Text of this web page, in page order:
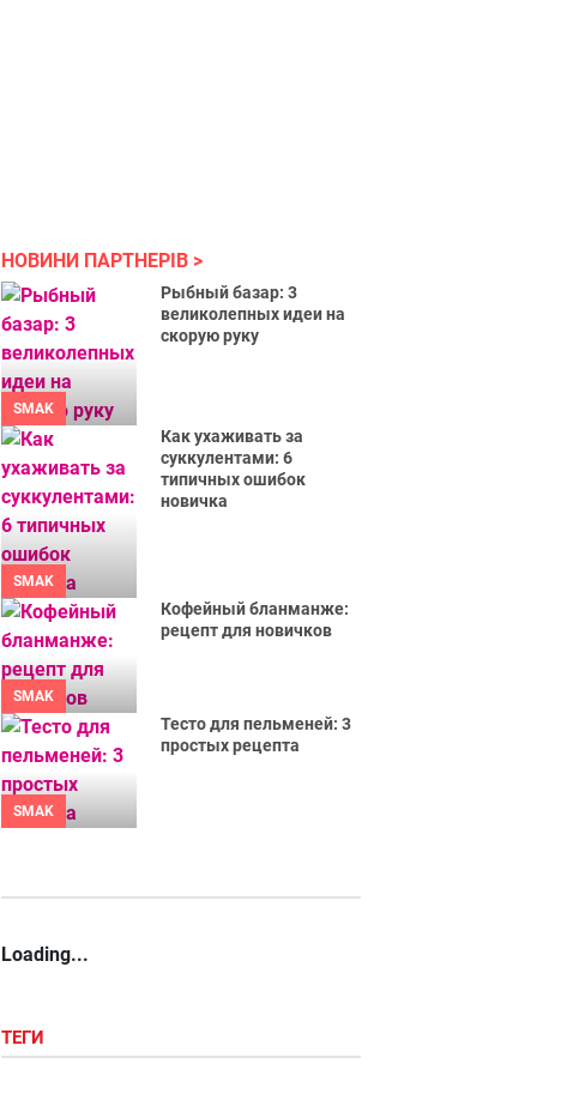
НОВИНИ ПАРТНЕРІВ
SMAK
Рыбный базар: 3
великолепных идеи на
скорую руку
SMAK
Как ухаживать за
суккулентами: 6
типичных ошибок
новичка
SMAK
Кофейный бланманже:
рецепт для новичков
SMAK
Тесто для пельменей: 3
простых рецепта
Loading...
ТЕГИ